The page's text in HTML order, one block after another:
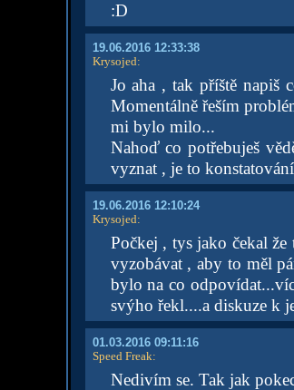
:D
19.06.2016 12:33:38
Krysojed:
Jo aha , tak příště napiš
Momentálně řeším
mi bylo milo...
Nahoď co potřebuješ
vyznat , je to
19.06.2016 12:10:24
Krysojed:
Počkej , tys jako čekal že
vyzobávat , aby to měl
bylo na co
svýho řekl....a diskuze k
01.03.2016 09:11:16
Speed Freak:
Nedivím se. Tak jak